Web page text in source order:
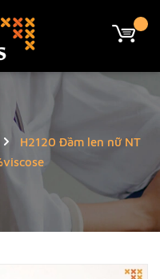
H2120 Đầm len nữ NT